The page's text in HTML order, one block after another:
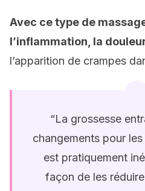
Avec ce type de
l’inflammation, la
l’apparition de crampes
“La grossesse
changements pour
est pratiquement
façon de les